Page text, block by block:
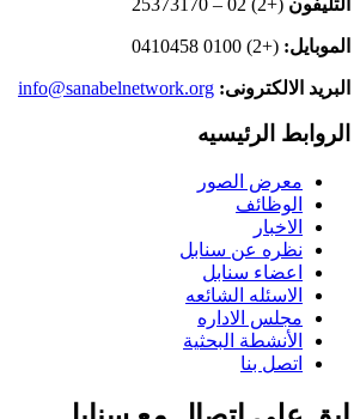
الموبايل: (+2) 0100 0410458
البريد الالكترونى: info@sanabelnetwork.org
الروابط الرئيسيه
معرض الصور
الوظائف
الاخبار
نظره عن سنابل
اعضاء سنابل
الاسئله الشائعه
مجلس الاداره
الأنشطة البحثية
اتصل بنا